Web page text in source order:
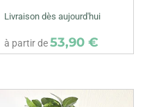
Livraison dès aujourd'hui
à partir de53,90 €